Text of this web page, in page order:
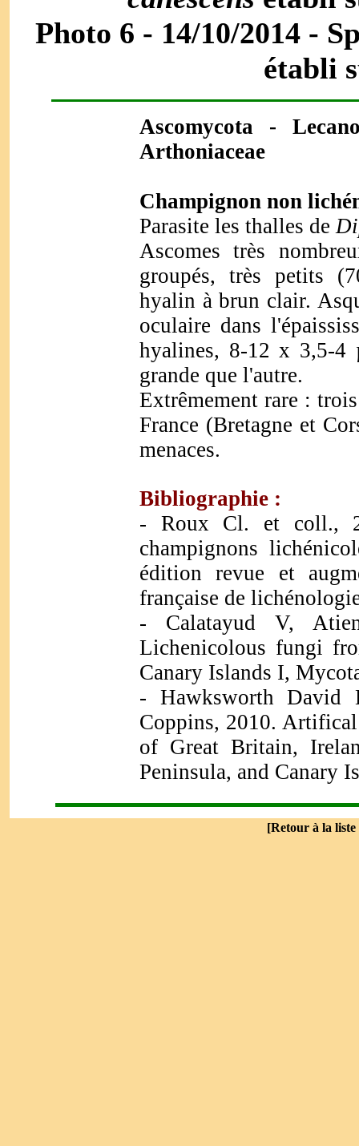
Photo 6 - 14/10/2014 -
établi
Ascomycota -
Arthoniaceae
Champignon non
Parasite les thalles de
Ascomes très
groupés, très petits
hyalin à brun clair.
oculaire dans
hyalines, 8-12 x 3,5-4
grande que l'autre.
Extrêmement rare :
France (Bretagne et
menaces.
Bibliographie :
- Roux Cl. et coll.,
champignons
édition revue et
française de
- Calatayud V,
Lichenicolous fungi
Canary Islands I,
- Hawksworth
Coppins, 2010.
of Great Britain,
Peninsula, and Canary
[Retour à la liste